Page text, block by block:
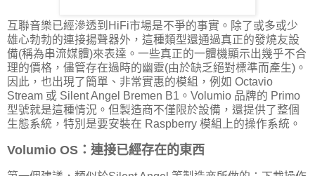
互聯音樂已經滲透到HiFi市場是不爭的事實。除了或多或少
雄心勃勃的連接揚聲器外，這種類型還通過真正的發燒友設
備(稱為串流媒體)來表達。一些真正的一體機顯示出幾乎不合
理的價格，儘管存在過時的幽靈(由於缺乏絕對標準而產生)。
因此，也出現了簡單、非常實惠的模組，例如 Octavio
Stream 或 Silent Angel Bremen B1。Volumio 品牌的 Primo
型號就是這種情況。但製造商不僅限於設備，還提供了整個
生態系統，特別是要安裝在 Raspberry 模組上的操作系統。
Volumio OS：連接已經存在的東西